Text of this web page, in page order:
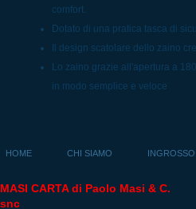
comfort.
Dotato di una pratica tasca di
Il design scatolare dello zaino
Lo zaino grazie all'apertura a
in modo semplice e veloce
HOME CHI SIAMO
MASI CARTA di Paolo Masi & C.
snc